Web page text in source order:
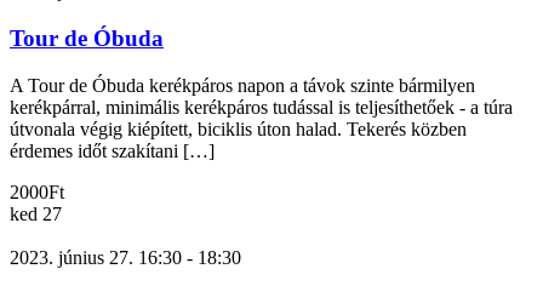
Tour de Óbuda
A Tour de Óbuda kerékpáros napon a távok szinte bármilyen
kerékpárral, minimális kerékpáros tudással is teljesíthetőek - a túra
útvonala végig kiépített, biciklis úton halad. Tekerés közben
érdemes időt szakítani […]
2000Ft
ked 27
2023. június 27. 16:30 - 18:30